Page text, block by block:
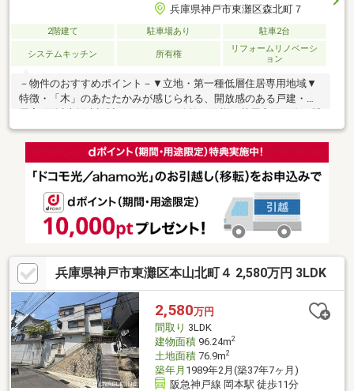
兵庫県神戸市東灘区森北町７
2階建て 駐車場あり 駐車2台
システムキッチン 所有権
リフォームリノベーシ
ョン
－物件のおすすめポイント－▼立地・第一種低層住居専用地域▼
特徴・「木」のあたたかみが感じられる、開放感のある戸建・全
望有(天候による)・会話が弾む対面式キッチン、窓付・中庭に面
する和室は客間など多目的に利用可能・1階洋室は収納3カ所有・
人工芝のお庭付・掘込車庫2台分有(車種による)▼設備・食洗機・
IHコンロ▼2026年6月室内リフォーム済 一部を除きクロスの貼
す ━━━━━・・・物件の詳細・ご相談はお気軽にお問い合わせ
ください。
兵庫県神戸市東灘区本山北町４ 2,580万円 3LDK
2,580万円
間取り 3LDK
建物面積96.24m2
土地面積76.9m2
築年月 1989年2月(築37年7ヶ月)
阪急神戸線 岡本駅 徒歩11分